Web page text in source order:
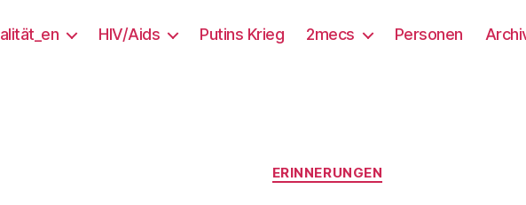
HIV/Aids Putins Krieg 2mecs Personen
Kategorien
ERINNERUNGEN